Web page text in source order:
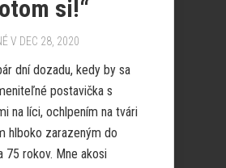
si!“
V DEC 28, 2020
dní dozadu, kedy by sa
postavička s
na líci, ochlpením na tvári
hlboko zarazeným do
75 rokov. Mne akosi